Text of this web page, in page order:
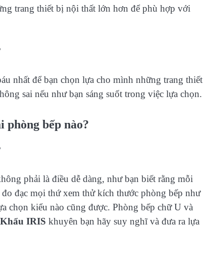
trang thiết bị nội thất lớn hơn để phù hợp với
nhất để bạn chọn lựa cho mình những trang thiết
sai nếu như bạn sáng suốt trong việc lựa chọn.
phòng bếp nào?
phải là điều dễ dàng, như bạn biết rằng mỗi
đạc mọi thứ xem thử kích thước phòng bếp như
chọn kiểu nào cũng được. Phòng bếp chữ U và
IRIS khuyên bạn hãy suy nghĩ và đưa ra lựa